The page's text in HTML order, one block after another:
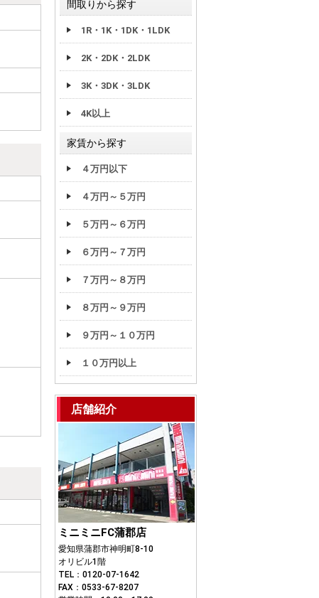
間取りから探す
1R・1K・1DK・1LDK
2K・2DK・2LDK
3K・3DK・3LDK
4K以上
家賃から探す
４万円以下
４万円～５万円
５万円～６万円
６万円～７万円
７万円～８万円
８万円～９万円
９万円～１０万円
１０万円以上
店舗紹介
ミニミニFC蒲郡店
愛知県蒲郡市神明町8-10
オリビル1階
TEL：0120-07-1642
FAX：0533-67-8207